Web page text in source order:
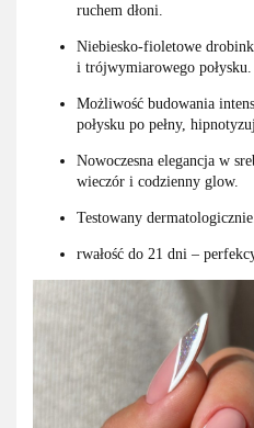
ruchem dłoni.
Niebiesko-fioletowe
i trójwymiarowego połysku.
Możliwość budowania
połysku po pełny,
Nowoczesna elegancja w
wieczór i codzienny glow.
Testowany dermatologicznie.
rwałość do 21 dni –